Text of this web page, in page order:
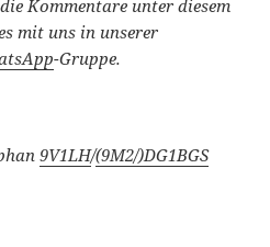
Kommentare unter diesem
mit uns in unserer
-Gruppe.
9V1LH/(9M2/)DG1BGS